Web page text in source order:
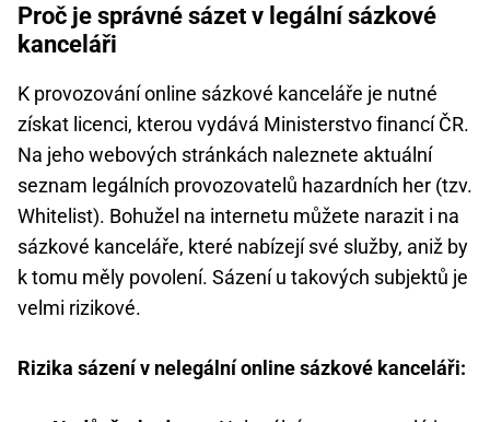
Proč je správné sázet v legální sázkové
kanceláři
K provozování online sázkové kanceláře je nutné
získat licenci, kterou vydává Ministerstvo financí ČR.
Na jeho webových stránkách naleznete aktuální
seznam legálních provozovatelů hazardních her (tzv.
Whitelist). Bohužel na internetu můžete narazit i na
sázkové kanceláře, které nabízejí své služby, aniž by
k tomu měly povolení. Sázení u takových subjektů je
velmi rizikové.
Rizika sázení v nelegální online sázkové kanceláři: